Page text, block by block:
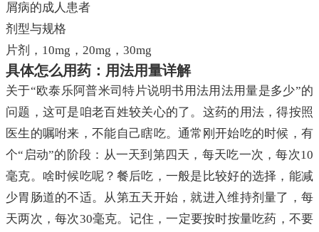
屑病的成人患者
剂型与规格
片剂，10mg，20mg，30mg
具体怎么用药：用法用量详解
关于“欧泰乐阿普米司特片说明书用法用法用量是多少”的
问题，这可是咱老百姓较关心的了。这药的用法，得按照
医生的嘱咐来，不能自己瞎吃。通常刚开始吃的时候，有
个“启动”的阶段：从一天到第四天，每天吃一次，每次10
毫克。啥时候吃呢？餐后吃，一般是比较好的选择，能减
少胃肠道的不适。从第五天开始，就进入维持剂量了，每
天两次，每次30毫克。记住，一定要按时按量吃药，不要